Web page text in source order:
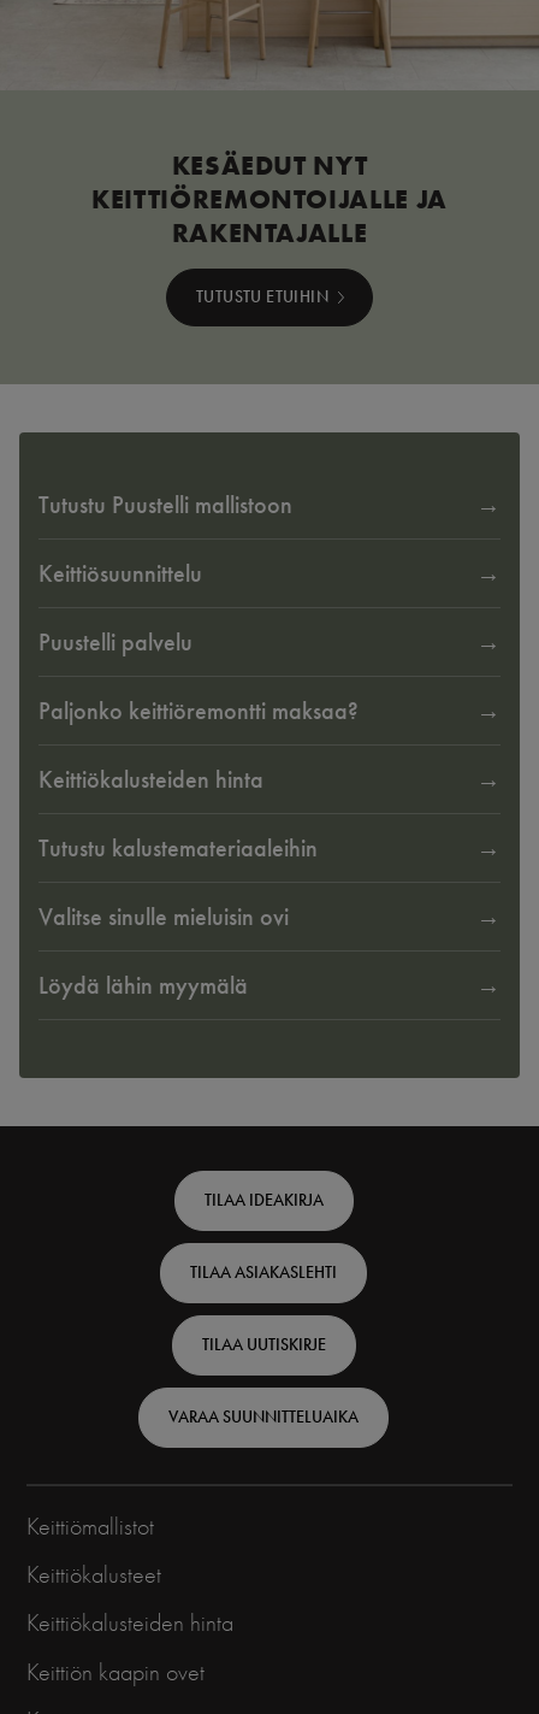
KESÄEDUT NYT
KEITTIÖREMONTOIJALLE JA
RAKENTAJALLE
TUTUSTU ETUIHIN
Tutustu Puustelli mallistoon
Keittiösuunnittelu
Puustelli palvelu
Paljonko keittiöremontti maksaa?
Keittiökalusteiden hinta
Tutustu kalustemateriaaleihin
Valitse sinulle mieluisin ovi
Löydä lähin myymälä
Finnish
TILAA IDEAKIRJA
TILAA ASIAKASLEHTI
TILAA UUTISKIRJE
VARAA SUUNNITTELUAIKA
Keittiömallistot
Keittiökalusteet
Keittiökalusteiden hinta
Keittiön kaapin ovet